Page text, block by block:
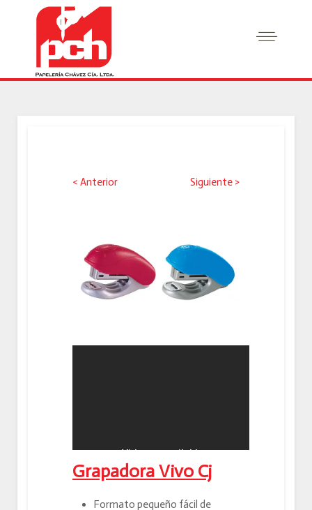
< Anterior Siguiente >
Grapadora Vivo Cj
Formato pequeño fácil de